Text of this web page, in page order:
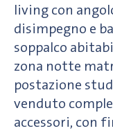
living con
disimpegno e
soppalco
zona notte
postazione
venduto
accessori, con